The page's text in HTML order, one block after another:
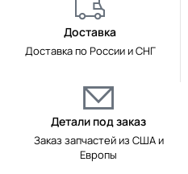
Доставка
Доставка по России и СНГ
Детали под заказ
Заказ запчастей из США и
Европы